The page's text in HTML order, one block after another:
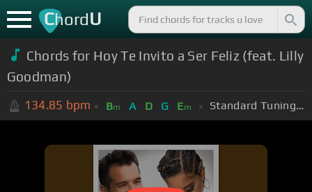
ChordU
Chords for Hoy Te Invito a Ser Feliz (feat. Lilly
Goodman)
134.85 bpm Bm A D G Em Standard Tuning (EADGBE)